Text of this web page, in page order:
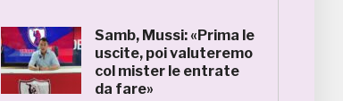
Samb, Mussi: «Prima le
uscite, poi valuteremo
col mister le entrate
da fare»